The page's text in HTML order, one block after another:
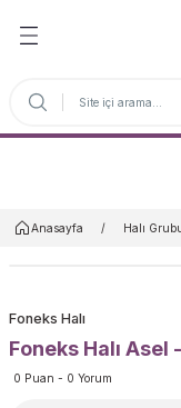
Anasayfa Halı
Foneks Halı
Foneks Halı Asel
0 Puan - 0 Yorum